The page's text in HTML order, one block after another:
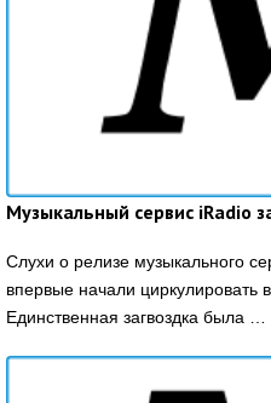
Музыкальный сервис iRadio
Слухи о релизе музыкального
впервые начали циркулировать
Единственная загвоздка была …